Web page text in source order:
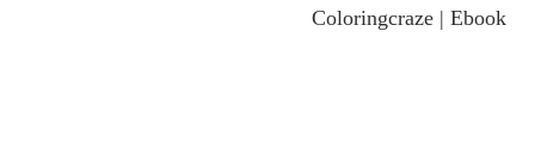
Coloringcraze | Ebook